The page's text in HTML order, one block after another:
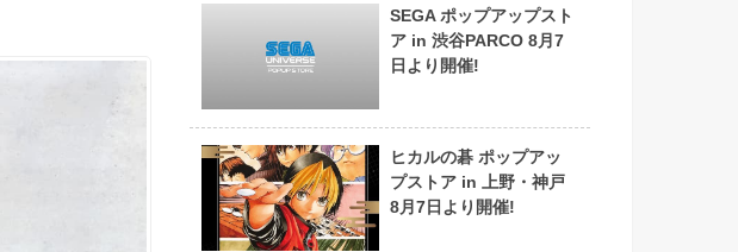
SEGA ポップアップスト
ア in 渋谷PARCO 8月7
日より開催!
ヒカルの碁 ポップアッ
プストア in 上野・神戸
8月7日より開催!